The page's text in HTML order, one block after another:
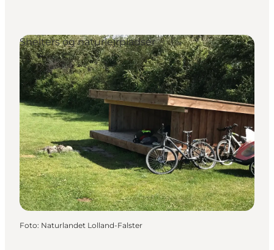
Shelters og naturlejrpladser
Foto: Naturlandet Lolland-Falster